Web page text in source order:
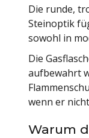
Die runde,
Steinoptik
sowohl in
Die
aufbewahrt
wenn er
Warum